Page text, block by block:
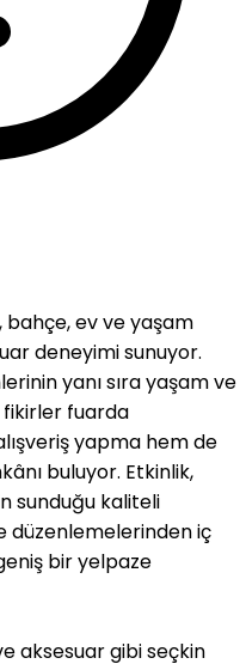
bahçe, ev ve yaşam
deneyimi sunuyor.
yanı sıra yaşam ve
fuarda
yapma hem de
buluyor. Etkinlik,
sunduğu kaliteli
düzenlemelerinden iç
bir yelpaze
aksesuar gibi seçkin